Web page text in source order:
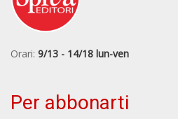
Orari: 9/13 - 14/18 lun-ven
Per abbonarti